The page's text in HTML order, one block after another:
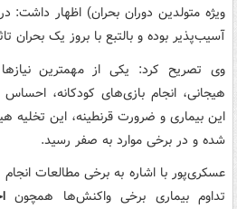
ویژه متولدین دوران بحران) اظهار داشت:
آسیب‌پذیر بوده و بالتبع با بروز یک بحران
وی تصریح کرد: یکی از مهمترین
هیجانی، انجام بازی‌های کودکانه،
این بیماری و ضرورت قرنطینه، این تخلیه
شده و در برخی موارد به صفر رسید.
عسکری‌پور با اشاره به برخی مطالعات انجام
تداوم بیماری برخی واکنش‌ها همچون